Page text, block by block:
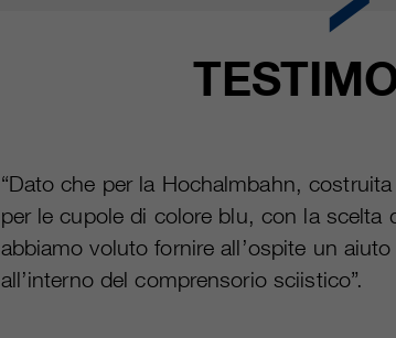
“Dato che per la Hochalmbahn,
per le cupole di colore blu, con la scelta
abbiamo voluto fornire all’ospite un
all’interno del comprensorio sciistico”.